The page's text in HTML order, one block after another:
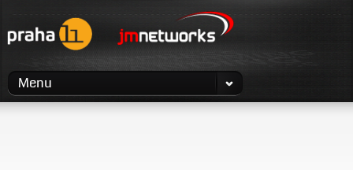
Menu